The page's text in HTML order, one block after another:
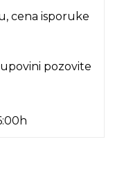
cena isporuke
pozovite